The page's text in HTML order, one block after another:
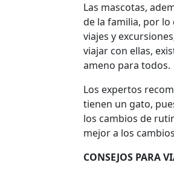
Las mascotas,
de la familia, por lo
viajes y
viajar con ellas,
ameno para todos.
Los expertos
tienen un gato,
los cambios de
mejor a los
CONSEJOS PARA